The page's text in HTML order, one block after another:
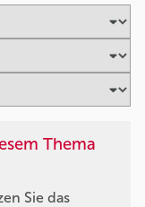
Thema
Sie das